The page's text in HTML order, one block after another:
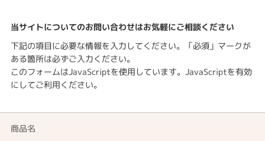
当サイトについてのお問い合わせはお気軽にご相談ください
下記の項目に必要な情報を入力してください。「必須」マークが
ある箇所は必ずご入力ください。
このフォームはJavaScriptを使用しています。JavaScriptを有効
にしてご利用ください。
商品名